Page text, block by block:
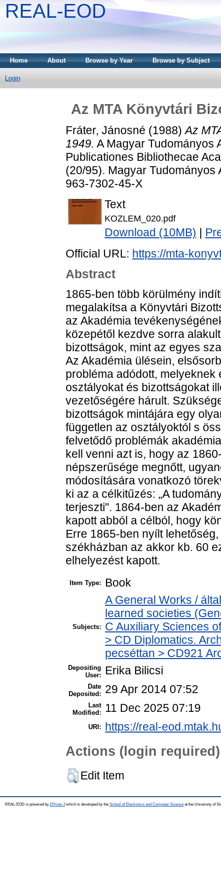
REAL-EOD
Home About Browse by Year Browse by Subject
Login
Az MTA Könyvtári
Fráter, Jánosné (1988)Az
1949. A Magyar Tudományos
Publicationes Bibliothecae
(20/95). Magyar Tudományos
963-7302-45-X
Text
KOZLEM_020.pdf
Download (10MB)
Official URL: https://mta-
Abstract
1865-ben több körülmény
megalakítsa a Könyvtári
az Akadémia
közepétől kezdve sorra
bizottságok, mint az egyes
Az Akadémia ülésein,
probléma adódott,
osztályokat és bizottságokat
vezetőségére hárult.
bizottságok mintájára egy
független az osztályoktól s
felvetődő problémák
kell venni azt is, hogy az
népszerűsége megnőtt,
módosítására vonatkozó
ki az a célkitűzés: „A
terjeszti". 1864-ben az
kapott abból a célból, hogy
Erre 1865-ben nyílt
székházban az akkor kb. 60
elhelyezést kapott.
Item Type: Book
Subjects:
A General Works /
learned societies
C Auxiliary Sciences
> CD Diplomatics.
pecséttan > CD921
Depositing
User:
Erika Bilicsi
Date
Deposited:
29 Apr 2014 07:52
Last
Modified:
11 Dec 2025 07:19
URI: https://real-
Actions (login required)
Edit Item
REAL-EOD is powered by EPrints 3which is developed by the School of Electronics and Computer Science at the University of